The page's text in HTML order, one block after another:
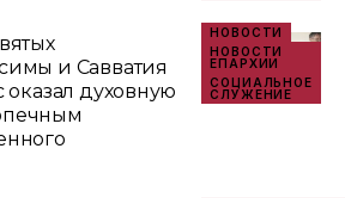
НОВОСТИ
НОВОСТИ
ЕПАРХИИ
СОЦИАЛЬНОЕ
СЛУЖЕНИЕ
и Савватия
духовную